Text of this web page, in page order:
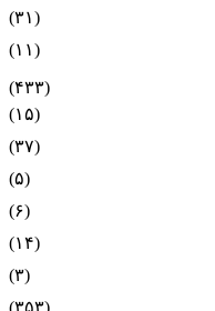
(۳۱)
(۱۱)
(۴۳۳)
(۱۵)
(۳۷)
(۵)
(۶)
(۱۴)
(۳)
(۳۵۳)